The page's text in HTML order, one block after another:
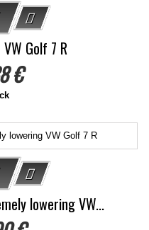
Golf 7 R
€
lowering VW...